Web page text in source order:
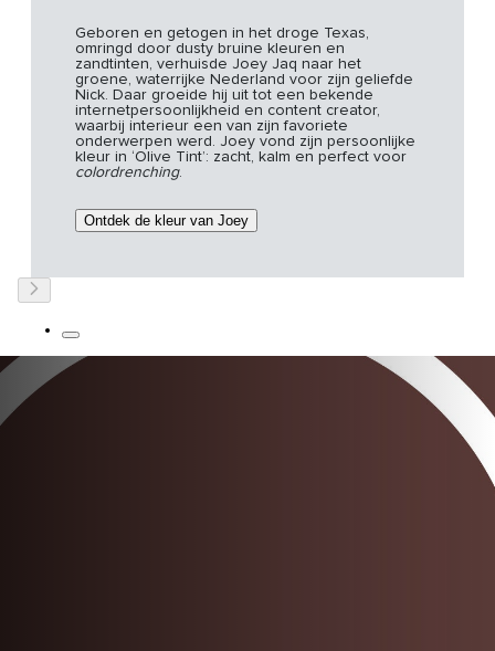
Geboren en getogen in het droge Texas,
omringd door dusty bruine kleuren en
zandtinten, verhuisde Joey Jaq naar het
groene, waterrijke Nederland voor zijn geliefde
Nick. Daar groeide hij uit tot een bekende
internetpersoonlijkheid en content creator,
waarbij interieur een van zijn favoriete
onderwerpen werd. Joey vond zijn persoonlijke
kleur in ‘Olive Tint’: zacht, kalm en perfect voor
colordrenching.
Ontdek de kleur van Joey